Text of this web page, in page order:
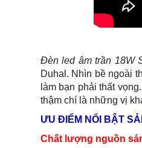
Đèn led âm trần 18W
Duhal. Nhìn bề ngoài
làm bạn phải thất
thậm chí là những vị
ƯU ĐIỂM NỔI BẬT
Chất lượng nguồn